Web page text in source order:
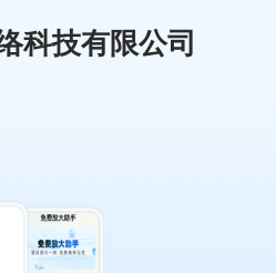
科技有限公司